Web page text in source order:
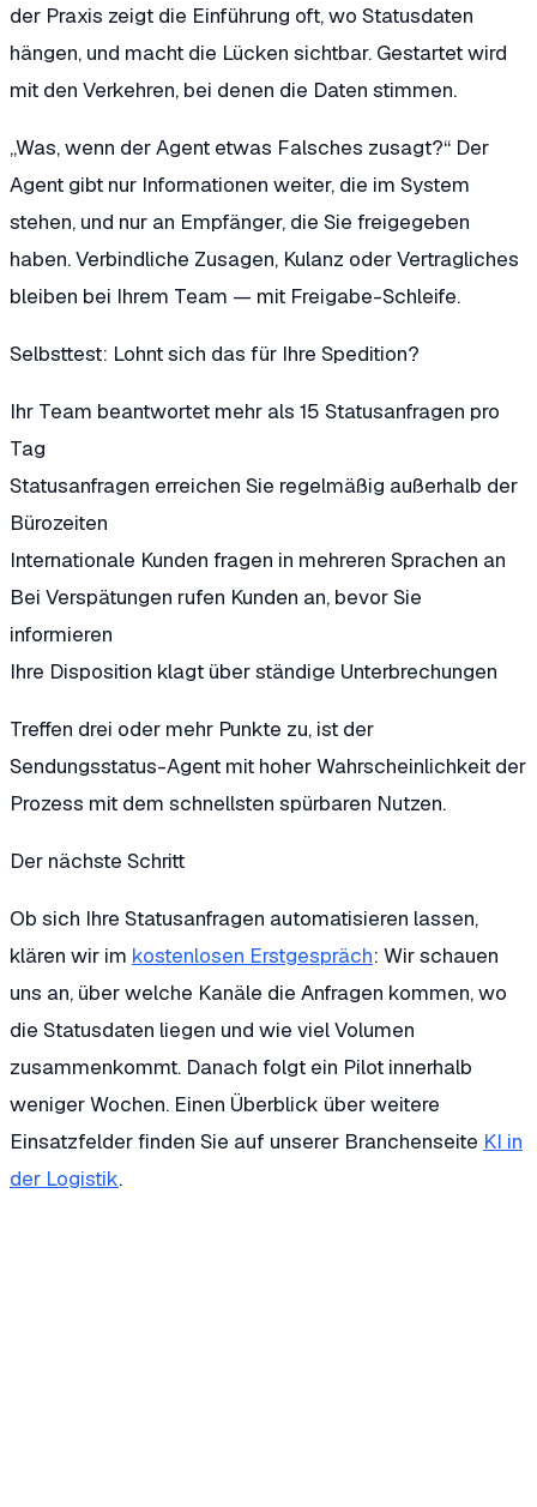
der Praxis zeigt die Einführung oft, wo Statusdaten
hängen, und macht die Lücken sichtbar. Gestartet wird
mit den Verkehren, bei denen die Daten stimmen.
„Was, wenn der Agent etwas Falsches zusagt?“ Der
Agent gibt nur Informationen weiter, die im System
stehen, und nur an Empfänger, die Sie freigegeben
haben. Verbindliche Zusagen, Kulanz oder Vertragliches
bleiben bei Ihrem Team — mit Freigabe-Schleife.
Selbsttest: Lohnt sich das für Ihre Spedition?
Ihr Team beantwortet mehr als 15 Statusanfragen pro
Tag
Statusanfragen erreichen Sie regelmäßig außerhalb der
Bürozeiten
Internationale Kunden fragen in mehreren Sprachen an
Bei Verspätungen rufen Kunden an, bevor Sie
informieren
Ihre Disposition klagt über ständige Unterbrechungen
Treffen drei oder mehr Punkte zu, ist der
Sendungsstatus-Agent mit hoher Wahrscheinlichkeit der
Prozess mit dem schnellsten spürbaren Nutzen.
Der nächste Schritt
Ob sich Ihre Statusanfragen automatisieren lassen,
klären wir im kostenlosen Erstgespräch: Wir schauen
uns an, über welche Kanäle die Anfragen kommen, wo
die Statusdaten liegen und wie viel Volumen
zusammenkommt. Danach folgt ein Pilot innerhalb
weniger Wochen. Einen Überblick über weitere
Einsatzfelder finden Sie auf unserer Branchenseite KI in
der Logistik.